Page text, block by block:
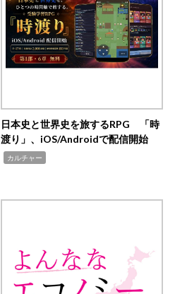
日本史と世界史を旅するRPG 「時
渡り」、iOS/Androidで配信開始
カルチャー